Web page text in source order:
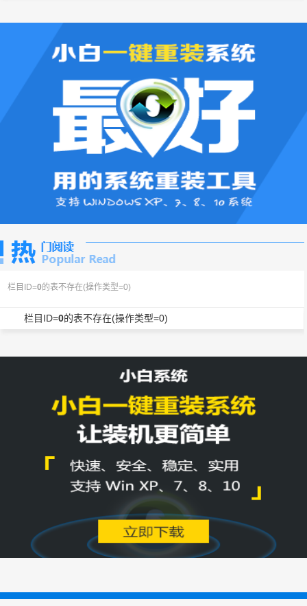
栏目ID=0的表不存在(操作类型=0)
栏目ID=0的表不存在(操作类型=0)